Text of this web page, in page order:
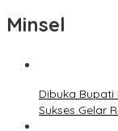
Minsel
Dibuka Bupati
Sukses Gelar